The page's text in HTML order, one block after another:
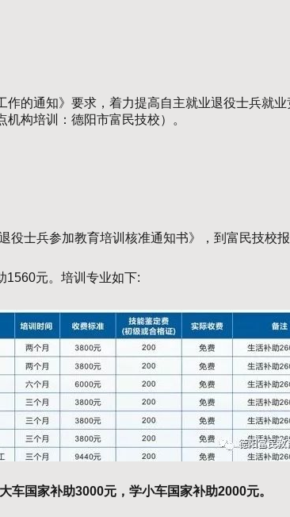
的通知》要求，着力提高自主就业退役士兵就
构培训：德阳市富民技校）。
役士兵参加教育培训核准通知书》，到富民技校
1560元。培训专业如下:
国家补助3000元，学小车国家补助2000元。